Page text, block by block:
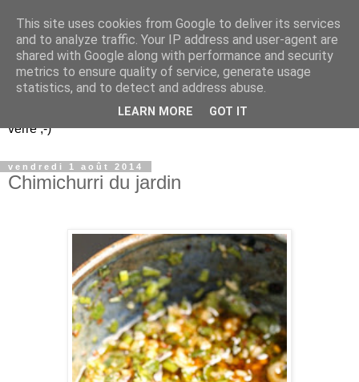
Un peu gay dans les
coings...
Découvrir le monde. Assiette après assiette. Verre après
verre ;-)
vendredi 1 août 2014
Chimichurri du jardin
This site uses cookies from Google to deliver its services
and to analyze traffic. Your IP address and user-agent are
shared with Google along with performance and security
metrics to ensure quality of service, generate usage
statistics, and to detect and address abuse.
LEARN MORE GOT IT